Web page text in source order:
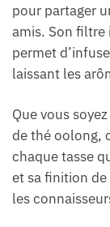
pour partager
amis. Son filtre
permet
laissant les
Que vous
de thé oolong,
chaque tasse
et sa finition
les